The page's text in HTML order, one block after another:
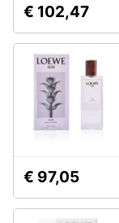
€ 102,47
€ 97,05